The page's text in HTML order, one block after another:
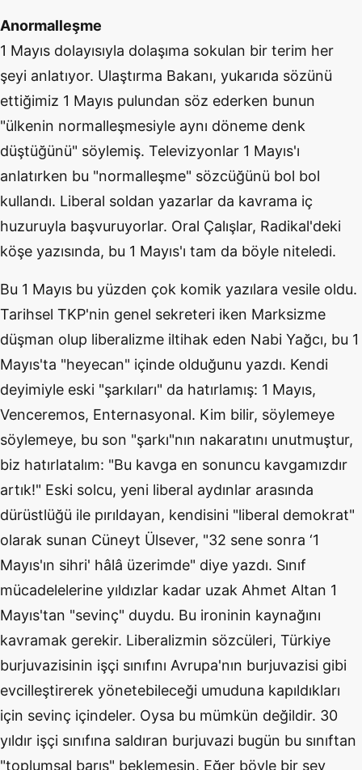
Anormalleşme
1 Mayıs dolayısıyla dolaşıma sokulan bir terim her
şeyi anlatıyor. Ulaştırma Bakanı, yukarıda sözünü
ettiğimiz 1 Mayıs pulundan söz ederken bunun
"ülkenin normalleşmesiyle aynı döneme denk
düştüğünü" söylemiş. Televizyonlar 1 Mayıs'ı
anlatırken bu "normalleşme" sözcüğünü bol bol
kullandı. Liberal soldan yazarlar da kavrama iç
huzuruyla başvuruyorlar. Oral Çalışlar, Radikal'deki
köşe yazısında, bu 1 Mayıs'ı tam da böyle niteledi.
Bu 1 Mayıs bu yüzden çok komik yazılara vesile oldu.
Tarihsel TKP'nin genel sekreteri iken Marksizme
düşman olup liberalizme iltihak eden Nabi Yağcı, bu 1
Mayıs'ta "heyecan" içinde olduğunu yazdı. Kendi
deyimiyle eski "şarkıları" da hatırlamış: 1 Mayıs,
Venceremos, Enternasyonal. Kim bilir, söylemeye
söylemeye, bu son "şarkı"nın nakaratını unutmuştur,
biz hatırlatalım: "Bu kavga en sonuncu kavgamızdır
artık!" Eski solcu, yeni liberal aydınlar arasında
dürüstlüğü ile pırıldayan, kendisini "liberal demokrat"
olarak sunan Cüneyt Ülsever, "32 sene sonra ‘1
Mayıs'ın sihri' hâlâ üzerimde" diye yazdı. Sınıf
mücadelelerine yıldızlar kadar uzak Ahmet Altan 1
Mayıs'tan "sevinç" duydu. Bu ironinin kaynağını
kavramak gerekir. Liberalizmin sözcüleri, Türkiye
burjuvazisinin işçi sınıfını Avrupa'nın burjuvazisi gibi
evcilleştirerek yönetebileceği umuduna kapıldıkları
için sevinç içindeler. Oysa bu mümkün değildir. 30
yıldır işçi sınıfına saldıran burjuvazi bugün bu sınıftan
"toplumsal barış" beklemesin. Eğer böyle bir şey